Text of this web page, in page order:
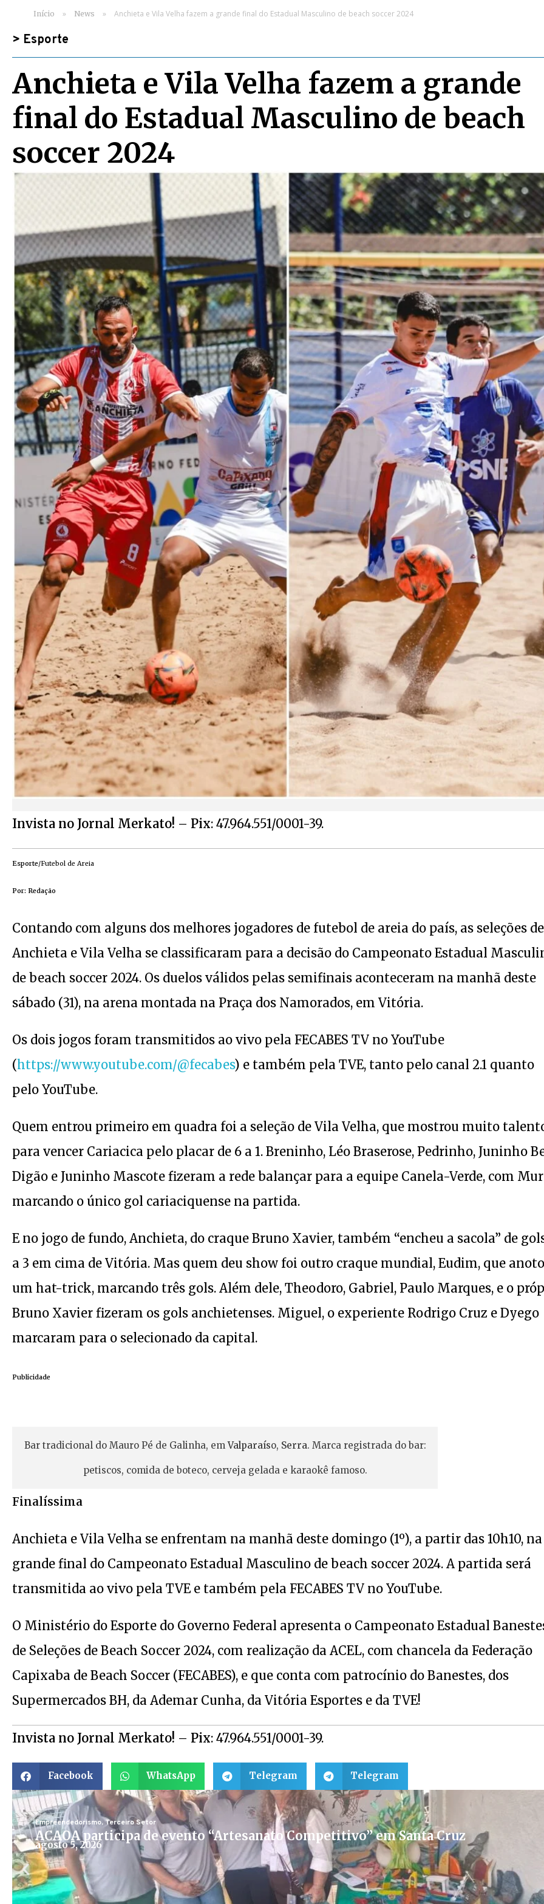
Início » News » Anchieta e Vila Velha fazem a grande final do Estadual Masculino de beach soccer 2024
> Esporte
Anchieta e Vila Velha fazem a grande
final do Estadual Masculino de beach
soccer 2024
Invista no Jornal Merkato! – Pix: 47.964.551/0001-39.
Esporte/Futebol de Areia
Por: Redação
Contando com alguns dos melhores jogadores de futebol de areia do país, as seleções de
Anchieta e Vila Velha se classificaram para a decisão do Campeonato Estadual
de beach soccer 2024. Os duelos válidos pelas semifinais aconteceram na manhã deste
sábado (31), na arena montada na Praça dos Namorados, em Vitória.
Os dois jogos foram transmitidos ao vivo pela FECABES TV no YouTube
(https://www.youtube.com/@fecabes) e também pela TVE, tanto pelo canal 2.1 quanto
pelo YouTube.
Quem entrou primeiro em quadra foi a seleção de Vila Velha, que mostrou muito
para vencer Cariacica pelo placar de 6 a 1. Breninho, Léo Braserose, Pedrinho, Juninho
Digão e Juninho Mascote fizeram a rede balançar para a equipe Canela-Verde, com
marcando o único gol cariaciquense na partida.
E no jogo de fundo, Anchieta, do craque Bruno Xavier, também “encheu a sacola” de
a 3 em cima de Vitória. Mas quem deu show foi outro craque mundial, Eudim, que
um hat-trick, marcando três gols. Além dele, Theodoro, Gabriel, Paulo Marques, e o
Bruno Xavier fizeram os gols anchietenses. Miguel, o experiente Rodrigo Cruz e Dyego
marcaram para o selecionado da capital.
Publicidade
Bar tradicional do Mauro Pé de Galinha, emValparaíso, Serra. Marca registrada do bar:
petiscos, comida de boteco, cerveja gelada e karaokê famoso.
Finalíssima
Anchieta e Vila Velha se enfrentam na manhã deste domingo (1º), a partir das 10h10, na
grande final do Campeonato Estadual Masculino de beach soccer 2024. A partida será
transmitida ao vivo pela TVE e também pela FECABES TV no YouTube.
O Ministério do Esporte do Governo Federal apresenta o Campeonato Estadual
de Seleções de Beach Soccer 2024, com realização da ACEL, com chancela da Federação
Capixaba de Beach Soccer (FECABES), e que conta com patrocínio do Banestes, dos
Supermercados BH, da Ademar Cunha, da Vitória Esportes e da TVE!
Invista no Jornal Merkato! – Pix: 47.964.551/0001-39.
Facebook WhatsApp Telegram Telegram
Empreendedorismo,Terceiro Setor
ACAOA participa de evento “Artesanato Competitivo” em Santa Cruz
agosto 5, 2026